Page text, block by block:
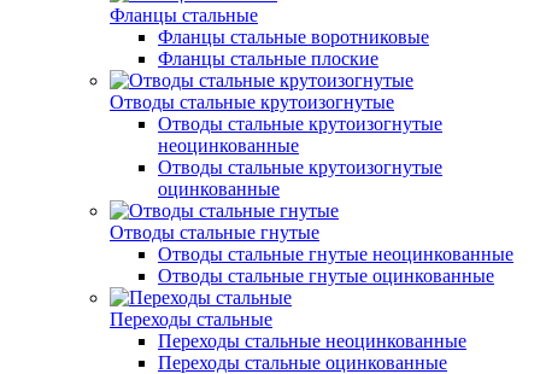
Фланцы стальные
Фланцы стальные воротниковые
Фланцы стальные плоские
Отводы стальные крутоизогнутые
Отводы стальные крутоизогнутые
неоцинкованные
Отводы стальные крутоизогнутые
оцинкованные
Отводы стальные гнутые
Отводы стальные гнутые неоцинкованные
Отводы стальные гнутые оцинкованные
Переходы стальные
Переходы стальные неоцинкованные
Переходы стальные оцинкованные